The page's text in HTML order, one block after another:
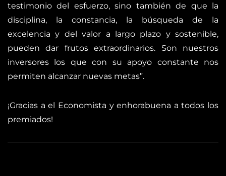
testimonio del esfuerzo, sino también de que la
disciplina, la constancia, la búsqueda de la
excelencia y del valor a largo plazo y sostenible,
pueden dar frutos extraordinarios. Son nuestros
inversores los que con su apoyo constante nos
permiten alcanzar nuevas metas”.
¡Gracias a el Economista y enhorabuena a todos los
premiados!